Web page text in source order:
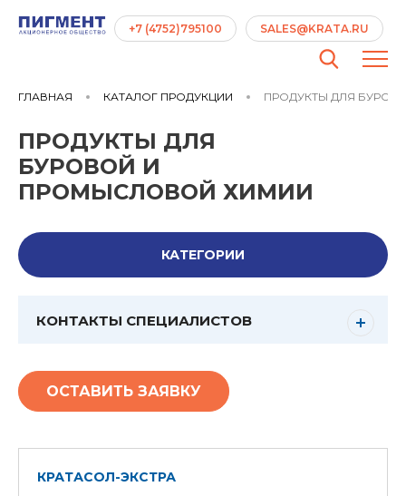
ГЛАВНАЯ КАТАЛОГ ПРОДУКЦИИ ПРОДУКТЫ ДЛЯ
ПРОДУКТЫ ДЛЯ
БУРОВОЙ И
ПРОМЫСЛОВОЙ ХИМИИ
КАТЕГОРИИ
КОНТАКТЫ СПЕЦИАЛИСТОВ
ОСТАВИТЬ ЗАЯВКУ
КРАТАСОЛ-ЭКСТРА